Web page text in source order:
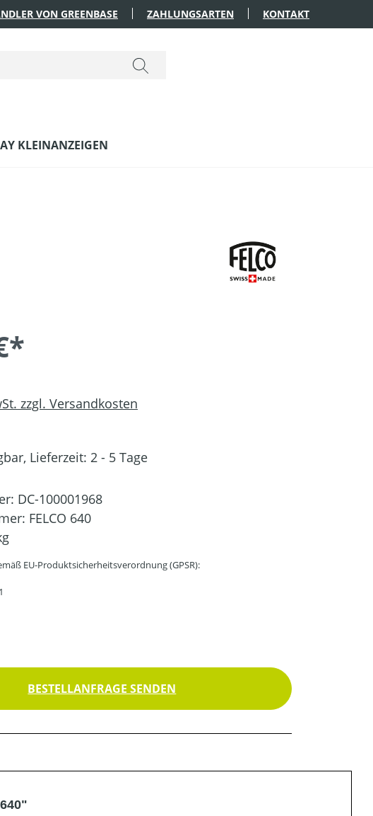
VON GREENBASE ZAHLUNGSARTEN KONTAKT
KLEINANZEIGEN
zzgl. Versandkosten
Lieferzeit: 2 - 5 Tage
DC-100001968
FELCO 640
EU-Produktsicherheitsverordnung (GPSR):
BESTELLANFRAGE SENDEN